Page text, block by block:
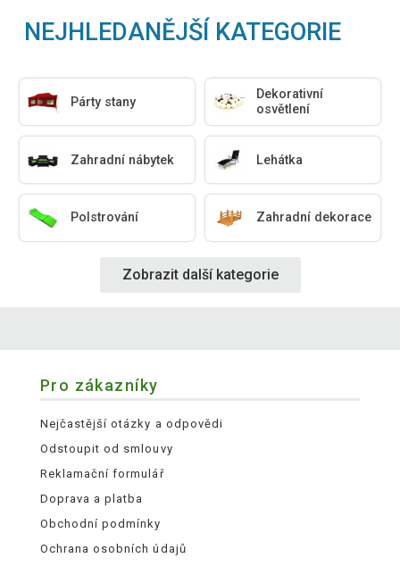
NEJHLEDANĚJŠÍ KATEGORIE
Párty stany
Dekorativní
osvětlení
Zahradní nábytek Lehátka
Polstrování Zahradní dekorace
Zobrazit další kategorie
Pro zákazníky
Nejčastější otázky a odpovědi
Odstoupit od smlouvy
Reklamační formulář
Doprava a platba
Obchodní podmínky
Ochrana osobních údajů